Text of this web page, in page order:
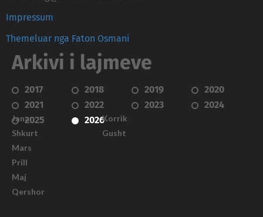
Impressum
Themeluar nga Faton Osmani
Arkivi i lajmeve
2017 2018 2019
2020
2021
2022 2023
2024
2025
2026
Janar
Shkurt
Mars
Prill
Maj
Qershor
Korrik
Gusht